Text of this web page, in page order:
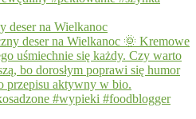
deser na Wielkanoc